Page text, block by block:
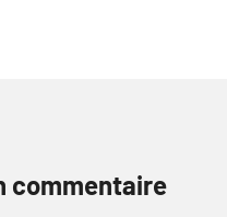
commentaire